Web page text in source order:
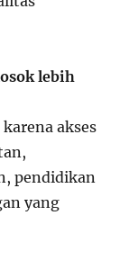
lebih
akses
pendidikan
yang